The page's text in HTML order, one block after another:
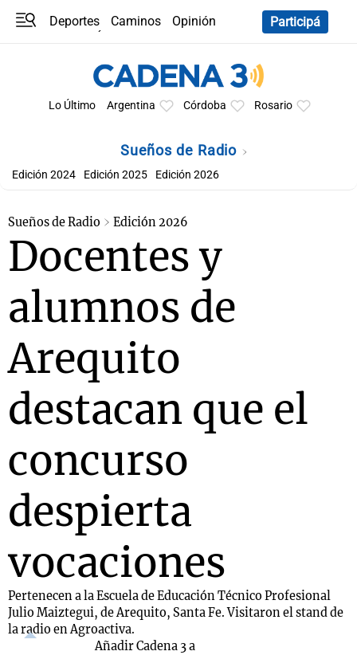
Deportes Caminos
Opinión
Participá
Lo Último Argentina Córdoba Rosario
Sueños de Radio
Edición 2024 Edición 2025 Edición 2026
Sueños de Radio Edición 2026
Docentes y
alumnos de
Arequito
destacan que el
concurso
despierta
vocaciones
Pertenecen a la Escuela de Educación Técnico Profesional
Julio Maiztegui, de Arequito, Santa Fe. Visitaron el stand de
la radio en Agroactiva.
Añadir Cadena 3 a